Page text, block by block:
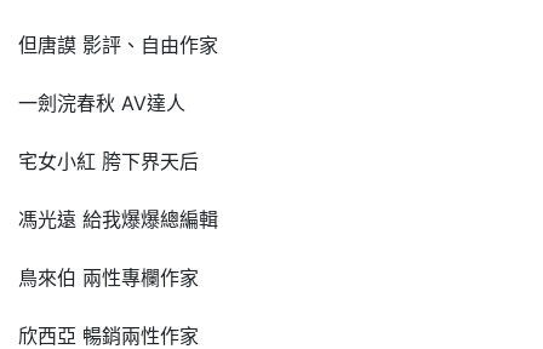
但唐謨 影評、自由作家
一劍浣春秋 AV達人
宅女小紅 胯下界天后
馮光遠 給我爆爆總編輯
鳥來伯 兩性專欄作家
欣西亞 暢銷兩性作家